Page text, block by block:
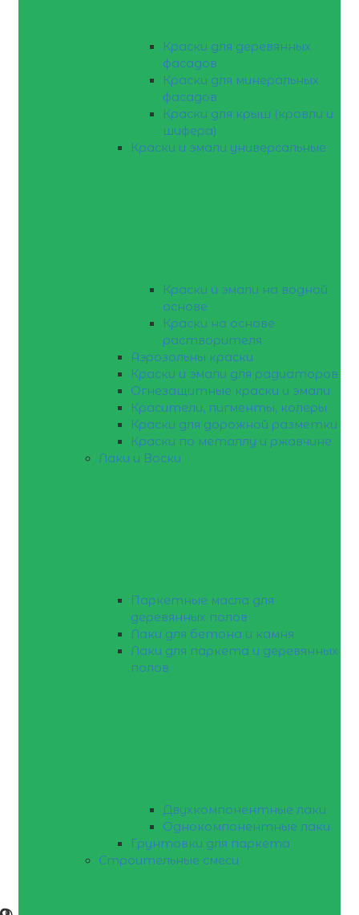
Краски для деревянных
фасадов
Краски для минеральных
фасадов
Краски для крыш (кровли и
шифера)
Краски и эмали универсальные
Краски и эмали на водной
основе
Краски на основе
растворителя
Аэрозольны краски
Краски и эмали для радиаторов
Огнезащитные краски и эмали
Красители, пигменты, колеры
Краски для дорожной разметки
Краски по металлу и ржавчине
Лаки и Воски
Паркетные масла для
деревянных полов
Лаки для бетона и камня
Лаки для паркета и деревянных
полов
Двухкомпонентные лаки
Однокомпонентные лаки
Грунтовки для паркета
Строительные смеси